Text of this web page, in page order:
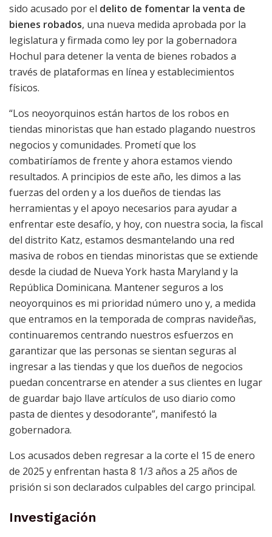
sido acusado por el delito de fomentar la venta de
bienes robados, una nueva medida aprobada por la
legislatura y firmada como ley por la gobernadora
Hochul para detener la venta de bienes robados a
través de plataformas en línea y establecimientos
físicos.
“Los neoyorquinos están hartos de los robos en
tiendas minoristas que han estado plagando nuestros
negocios y comunidades. Prometí que los
combatiríamos de frente y ahora estamos viendo
resultados. A principios de este año, les dimos a las
fuerzas del orden y a los dueños de tiendas las
herramientas y el apoyo necesarios para ayudar a
enfrentar este desafío, y hoy, con nuestra socia, la fiscal
del distrito Katz, estamos desmantelando una red
masiva de robos en tiendas minoristas que se extiende
desde la ciudad de Nueva York hasta Maryland y la
República Dominicana. Mantener seguros a los
neoyorquinos es mi prioridad número uno y, a medida
que entramos en la temporada de compras navideñas,
continuaremos centrando nuestros esfuerzos en
garantizar que las personas se sientan seguras al
ingresar a las tiendas y que los dueños de negocios
puedan concentrarse en atender a sus clientes en lugar
de guardar bajo llave artículos de uso diario como
pasta de dientes y desodorante”, manifestó la
gobernadora.
Los acusados deben regresar a la corte el 15 de enero
de 2025 y enfrentan hasta 8 1/3 años a 25 años de
prisión si son declarados culpables del cargo principal.
Investigación